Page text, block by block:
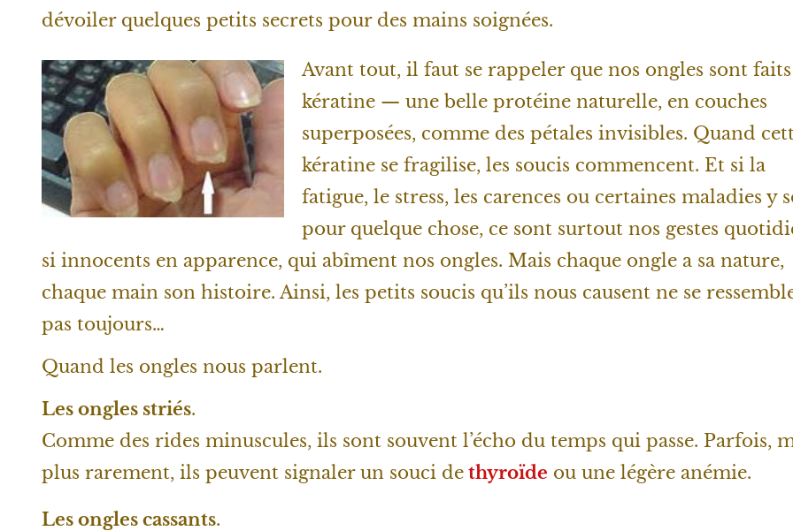
dévoiler quelques petits secrets pour des mains soignées.
Avant tout, il faut se rappeler que nos ongles sont
kératine — une belle protéine naturelle, en couches
superposées, comme des pétales invisibles. Quand
kératine se fragilise, les soucis commencent. Et si la
fatigue, le stress, les carences ou certaines maladies y
pour quelque chose, ce sont surtout nos gestes
si innocents en apparence, qui abîment nos ongles. Mais chaque ongle a sa nature,
chaque main son histoire. Ainsi, les petits soucis qu’ils nous causent ne se
pas toujours…
Quand les ongles nous parlent.
Les ongles striés.
Comme des rides minuscules, ils sont souvent l’écho du temps qui passe. Parfois,
plus rarement, ils peuvent signaler un souci de thyroïde ou une légère anémie.
Les ongles cassants.